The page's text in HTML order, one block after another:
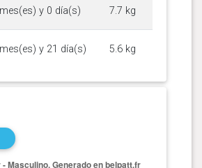
y 0 día(s) 7.7 kg
y 21 día(s) 5.6 kg